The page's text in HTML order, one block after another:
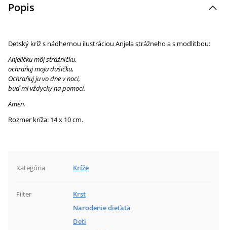
Popis
Detský kríž s nádhernou ilustráciou Anjela strážneho a s modlitbou:
Anjeličku môj strážničku,
ochraňuj moju dušičku,
Ochraňuj ju vo dne v noci,
buď mi vždycky na pomoci.
Amen.
Rozmer kríža: 14 x 10 cm.
Kategória Kríže
Filter
Krst
Narodenie dieťaťa
Deti